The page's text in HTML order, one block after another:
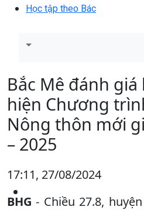
Học tập theo Bác
Bắc Mê đánh
hiện Chương
Nông thôn mới
– 2025
17:11, 27/08/2024
BHG - Chiều 27.8,